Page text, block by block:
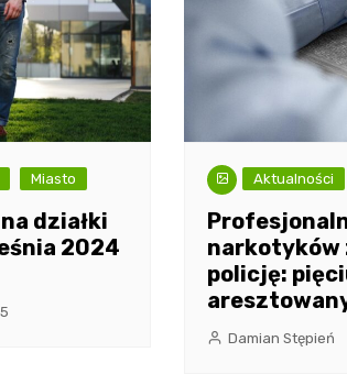
Miasto
działki
2024
Aktualności
narkotyków
policję:
Damian Stępień